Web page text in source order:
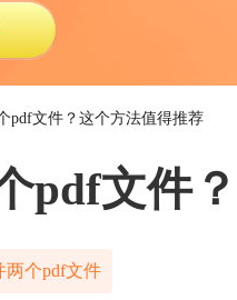
pdf文件？这个方法值得推荐
pdf文件
两个pdf文件